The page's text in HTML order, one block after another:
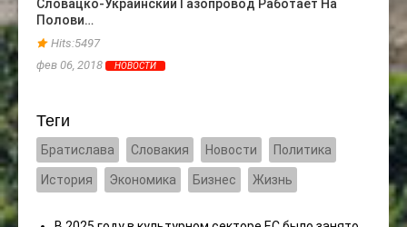
Словацко-Украинский Газопровод Работает На
Полови…
Hits:5497
фев 06, 2018
НОВОСТИ
сен
Теги
Братислава Словакия Новости Политика
История Экономика Бизнес Жизнь